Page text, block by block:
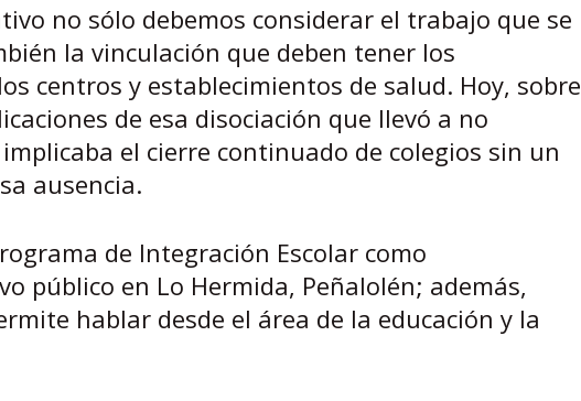
no sólo debemos considerar el trabajo que se
la vinculación que deben tener los
centros y establecimientos de salud. Hoy, sobre
de esa disociación que llevó a no
el cierre continuado de colegios sin un
ausencia.
de Integración Escolar como
público en Lo Hermida, Peñalolén; además,
hablar desde el área de la educación y la